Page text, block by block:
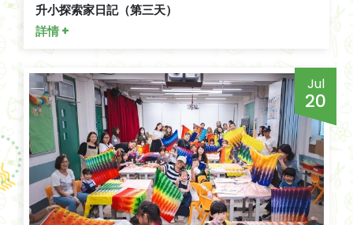
升小探索家日記（第三天）
詳情 +
Jul
20